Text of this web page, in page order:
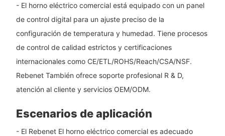
- El horno eléctrico comercial está equipado con un panel
de control digital para un ajuste preciso de la
configuración de temperatura y humedad. Tiene procesos
de control de calidad estrictos y certificaciones
internacionales como CE/ETL/ROHS/Reach/CSA/NSF.
Rebenet También ofrece soporte profesional R & D,
atención al cliente y servicios OEM/ODM.
Escenarios de aplicación
- El Rebenet El horno eléctrico comercial es adecuado